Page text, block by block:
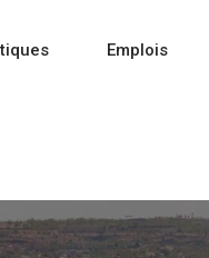
Emplois